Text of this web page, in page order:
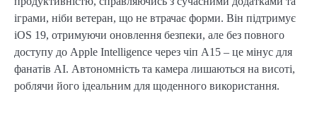
іграми, ніби ветеран, що не втрачає форми. Він підтримує
iOS 19, отримуючи оновлення безпеки, але без повного
доступу до Apple Intelligence через чіп A15 – це мінус для
фанатів AI. Автономність та камера лишаються на висоті,
роблячи його ідеальним для щоденного використання.